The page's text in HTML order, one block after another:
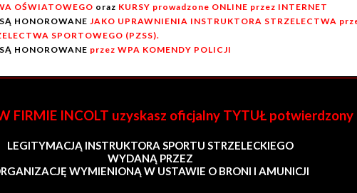
OŚWIATOWEGO oraz KURSY prowadzone ONLINE przez INTERNET
HONOROWANE JAKO UPRAWNIENIA INSTRUKTORA STRZELECTWA
SPORTOWEGO (PZSS).
HONOROWANE przez WPA KOMENDY POLICJI
FIRMIE INCOLT uzyskasz oficjalny TYTUŁ potwierdzony
LEGITYMACJĄ INSTRUKTORA SPORTU STRZELECKIEGO
WYDANĄ PRZEZ
WYMIENIONĄ W USTAWIE O BRONI I AMUNICJI